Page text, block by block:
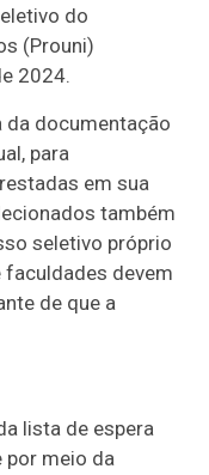
do
(Prouni)
2024.
da documentação
para
em sua
também
seletivo próprio
devem
de que a
lista de espera
por meio da